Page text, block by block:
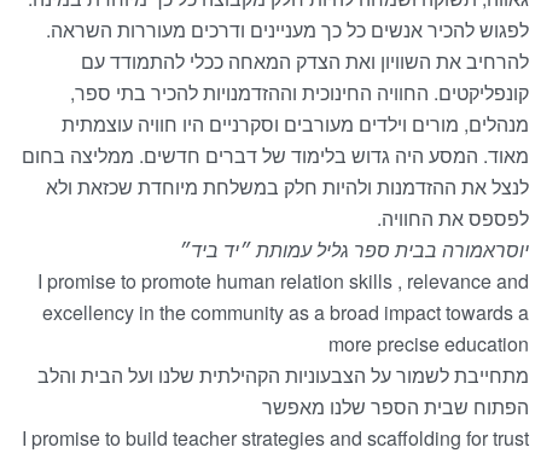
לפגוש להכיר אנשים כל כך מעניינים ודרכים מעוררות השראה.
להרחיב את השוויון ואת הצדק המאחה ככלי להתמודד עם
קונפליקטים. החוויה החינוכית וההזדמנויות להכיר בתי ספר,
מנהלים, מורים וילדים מעורבים וסקרניים היו חוויה עוצמתית
מאוד. המסע היה גדוש בלימוד של דברים חדשים. ממליצה בחום
לנצל את ההזדמנות ולהיות חלק במשלחת מיוחדת שכזאת ולא
לפספס את החוויה.
יוסראמורה בבית ספר גליל עמותת ״יד ביד״
I promise to promote human relation skills , relevance and
excellency in the community as a broad impact towards a
more precise education
מתחייבת לשמור על הצבעוניות הקהילתית שלנו ועל הבית והלב
הפתוח שבית הספר שלנו מאפשר
I promise to build teacher strategies and scaffolding for trust